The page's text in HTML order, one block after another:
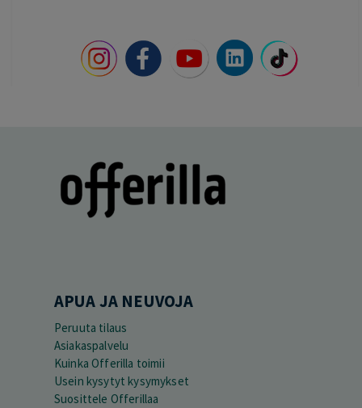
APUA JA NEUVOJA
Peruuta tilaus
Asiakaspalvelu
Kuinka Offerilla toimii
Usein kysytyt kysymykset
Suosittele Offerillaa